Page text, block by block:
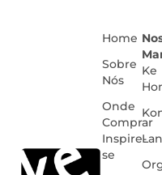
Home
Sobre
Nós
Onde
Comprar
Inspire-
se
Ke